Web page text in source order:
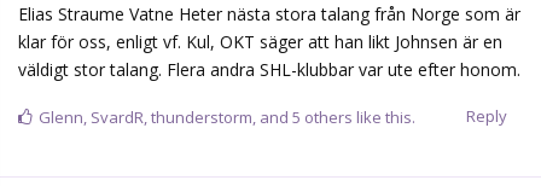
Elias Straume Vatne Heter nästa stora talang från Norge som är
klar för oss, enligt vf. Kul, OKT säger att han likt Johnsen är en
väldigt stor talang. Flera andra SHL-klubbar var ute efter honom.
Reply
Glenn, SvardR,thunderstorm, and 5 others like this.